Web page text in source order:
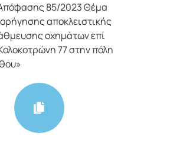
85/2023 Θέμα
αποκλειστικής
οχημάτων επί
77 στην πόλη